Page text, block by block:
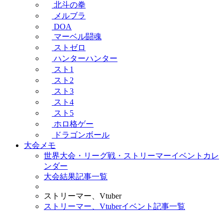
北斗の拳
メルブラ
DOA
マーベル闘魂
ストゼロ
ハンターハンター
スト1
スト2
スト3
スト4
スト5
ホロ格ゲー
ドラゴンボール
大会メモ
世界大会・リーグ戦・ストリーマーイベントカレ
ンダー
大会結果記事一覧
ストリーマー、Vtuber
ストリーマー、Vtuberイベント記事一覧